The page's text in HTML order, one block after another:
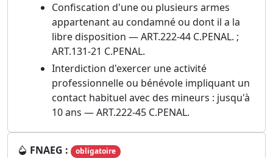
Confiscation d'une ou plusieurs armes
appartenant au condamné ou dont il a la
libre disposition — ART.222-44 C.PENAL. ;
ART.131-21 C.PENAL.
Interdiction d'exercer une activité
professionnelle ou bénévole impliquant un
contact habituel avec des mineurs : jusqu'à
10 ans — ART.222-45 C.PENAL.
FNAEG : obligatoire